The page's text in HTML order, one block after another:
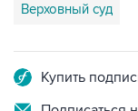
Верховный суд
Купить